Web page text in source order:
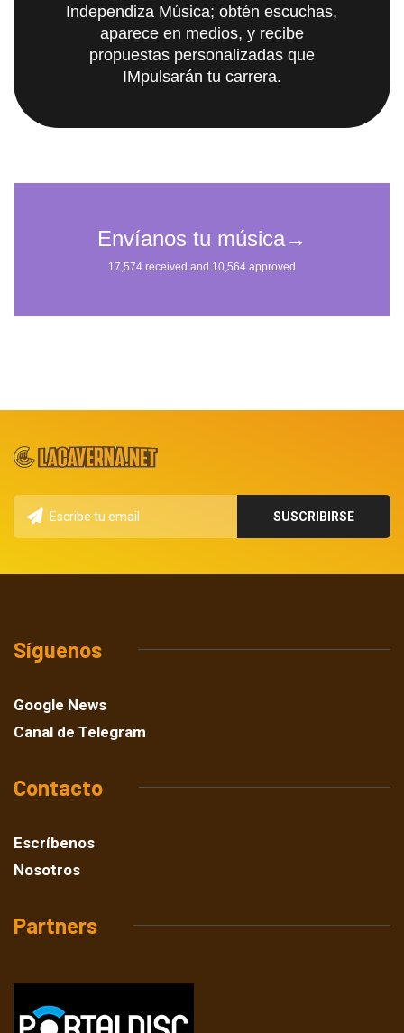
Independiza Música; obtén escuchas,
aparece en medios, y recibe
propuestas personalizadas que
IMpulsarán tu carrera.
Síguenos
Google News
Canal de Telegram
Contacto
Escríbenos
Nosotros
Partners